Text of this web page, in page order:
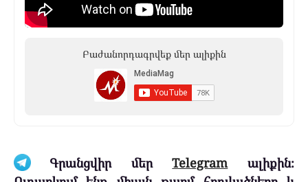
Բաժանորդագրվեք մեր ալիքին
Գրանցվիր մերTelegramալիքին։